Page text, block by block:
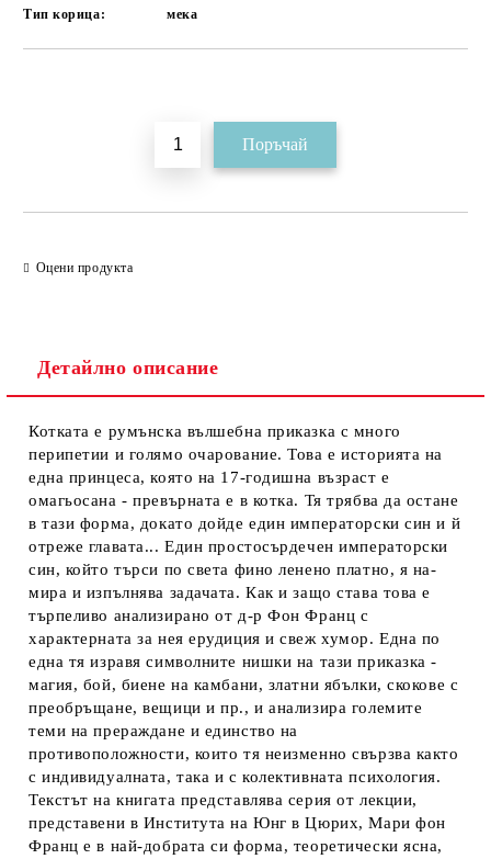
Тип корица:
мека
Оцени продукта
Детайлно описание
Котката е румънска вълшебна приказка с много
перипетии и голямо очарование. Това е историята на
една принцеса, която на 17-годишна възраст е
омагьосана - превърната е в котка. Тя трябва да остане
в тази форма, докато дойде един императорски син и й
от­реже главата... Един простосърдечен императорски
син, който търси по света фино ленено платно, я на­
мира и изпълнява задачата. Как и защо става това е
търпеливо анализирано от д-р Фон Франц с
характерната за нея ерудиция и свеж хумор. Една по
една тя изравя символните нишки на тази приказка -
магия, бой, биене на камбани, златни ябълки, скокове с
преобръщане, вещици и пр., и анализира големите
теми на прераждане и единство на
противоположности, които тя неизменно свързва както
с индивидуалната, така и с колективната психология.
Текстът на книгата представлява серия от лекции,
представени в Института на Юнг в Цюрих, Мари фон
Франц е в най-добрата си форма, теоретически ясна,